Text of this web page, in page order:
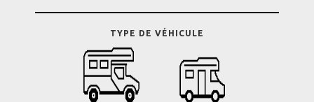
TYPE DE VÉHICULE